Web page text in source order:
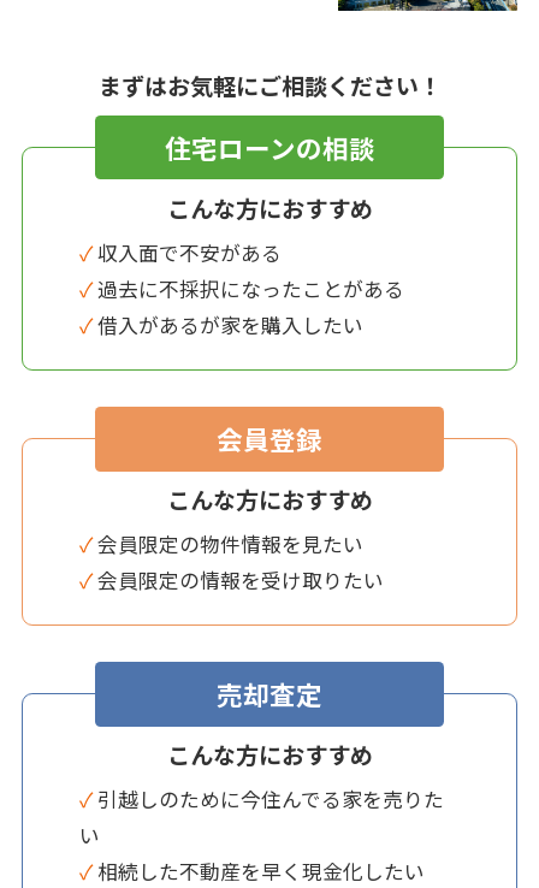
まずはお気軽にご相談ください！
住宅ローンの相談
こんな方におすすめ
✓ 収入面で不安がある
✓ 過去に不採択になったことがある
✓ 借入があるが家を購入したい
会員登録
こんな方におすすめ
✓ 会員限定の物件情報を見たい
✓ 会員限定の情報を受け取りたい
売却査定
こんな方におすすめ
✓ 引越しのために今住んでる家を売りた
い
✓ 相続した不動産を早く現金化したい